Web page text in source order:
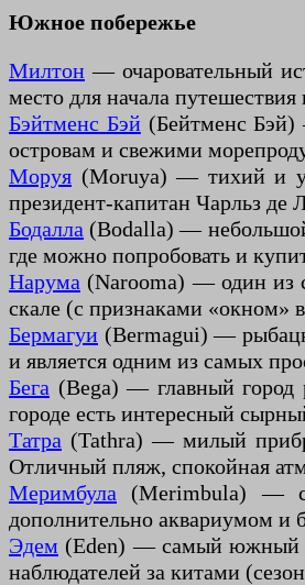
Южное побережье
Милтон — очаровательный
место для начала
Бэйтменс Бэй (Бейтменс Бэй)
островам и свежими
Моруя (Moruya) — тихий и
президент-капитан Чарльз де
Бодалла (Bodalla) —
где можно попробовать и
Нарума (Narooma) — один из
скале (с признаками «окном»
Бермагуи (Bermagui) —
и является одним из самых
Бега (Bega) — главный город
городе есть интересный
Татра (Tathra) — милый
Отличный пляж, спокойная
Меримбула (Merimbula) —
дополнительно аквариумом и
Эдем (Eden) — самый южный
наблюдателей за китами